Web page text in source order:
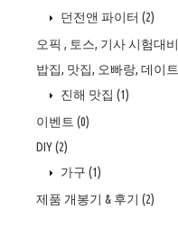
던전앤 파이터 (2)
오픽 , 토스, 기사 시험대비
밥집, 맛집, 오빠랑, 데이트
진해 맛집 (1)
이벤트 (0)
DIY(2)
가구 (1)
제품 개봉기 & 후기 (2)